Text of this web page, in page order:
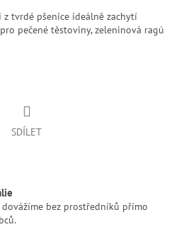
tvrdé pšenice ideálně zachytí
pečené těstoviny, zeleninová ragú
SDÍLET
bez prostředníků přímo